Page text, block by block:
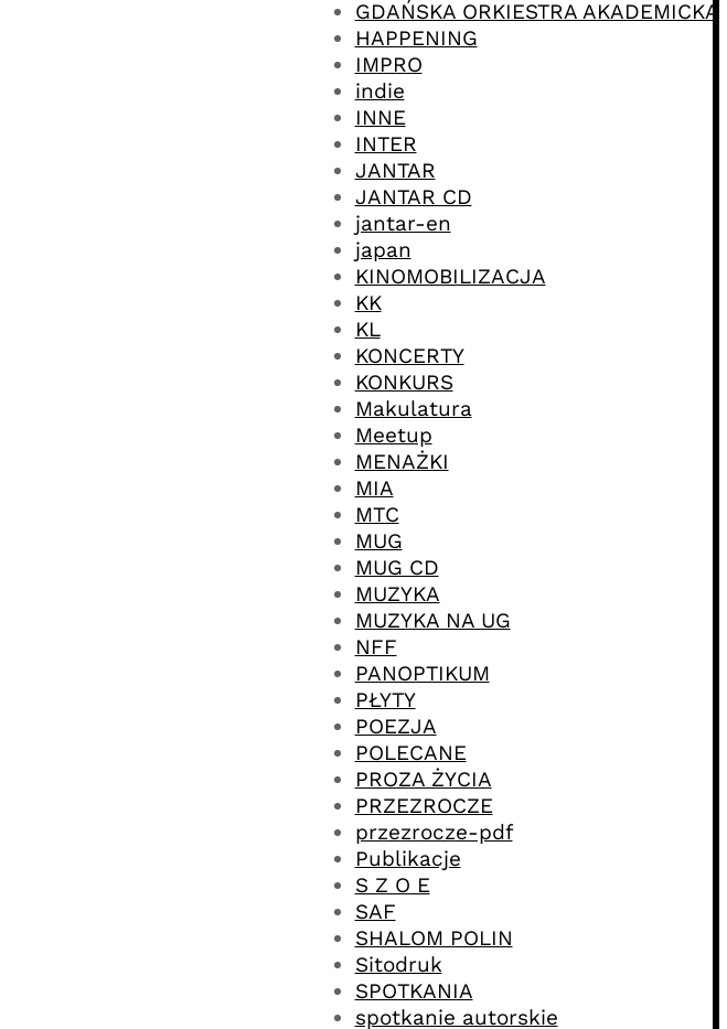
GDAŃSKA ORKIESTRA AKADEMICKA
HAPPENING
IMPRO
indie
INNE
INTER
JANTAR
JANTAR CD
jantar-en
japan
KINOMOBILIZACJA
KK
KL
KONCERTY
KONKURS
Makulatura
Meetup
MENAŻKI
MIA
MTC
MUG
MUG CD
MUZYKA
MUZYKA NA UG
NFF
PANOPTIKUM
PŁYTY
POEZJA
POLECANE
PROZA ŻYCIA
PRZEZROCZE
przezrocze-pdf
Publikacje
S Z O E
SAF
SHALOM POLIN
Sitodruk
SPOTKANIA
spotkanie autorskie